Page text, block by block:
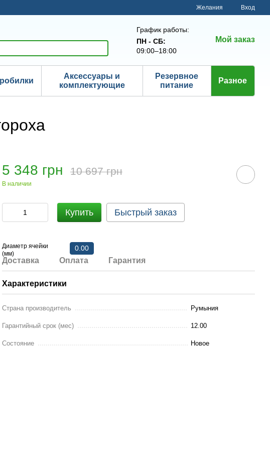
Желания Вход
График работы:
ПН - СБ:
09:00–18:00
Мой заказ
Аксессуары и
комплектующие
Резервное
питание
Разное
5 348 грн 10 697 грн
В наличии
Купить Быстрый заказ
Диаметр ячейки
(мм)
0.00
Доставка Оплата Гарантия
Характеристики
Страна производитель Румыния
Гарантийный срок (мес) 12.00
Состояние Новое